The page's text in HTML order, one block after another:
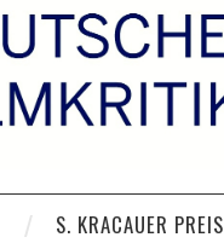
S. KRACAUER PREIS